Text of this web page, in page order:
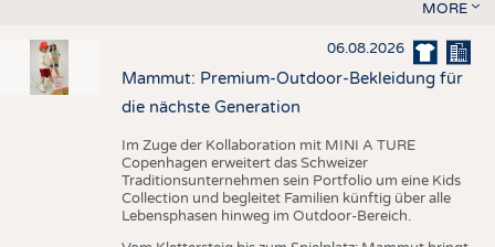
MORE
06.08.2026
Mammut: Premium-Outdoor-Bekleidung für
die nächste Generation
Im Zuge der Kollaboration mit MINI A TURE
Copenhagen erweitert das Schweizer
Traditionsunternehmen sein Portfolio um eine Kids
Collection und begleitet Familien künftig über alle
Lebensphasen hinweg im Outdoor-Bereich.